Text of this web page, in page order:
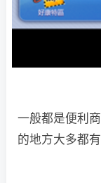
一般都是便利
的地方大多都